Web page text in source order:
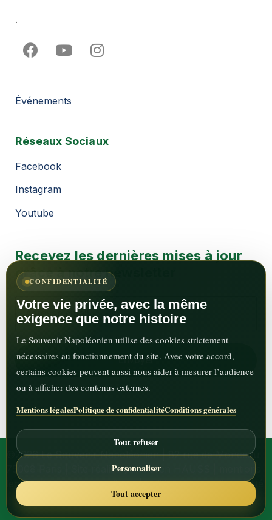
.
Événements
Réseaux Sociaux
Facebook
Instagram
Youtube
Recevez les dernières mises à jour
grâce à notre newsletter
©2026 Le Souvenir Napoléonien | 82 rue de Monceau
75008 Paris | Site réalisé par Julien HAUSS |
légales|termes-et-conditions|politique de confidentialité
CONFIDENTIALITÉ
Votre vie privée, avec la même
exigence que notre histoire
Le Souvenir Napoléonien utilise des cookies strictement
nécessaires au fonctionnement du site. Avec votre accord,
certains cookies peuvent aussi nous aider à mesurer l’audience
ou à afficher des contenus externes.
Mentions légalesPolitique de confidentialitéConditions générales
Tout refuser
Personnaliser
Tout accepter